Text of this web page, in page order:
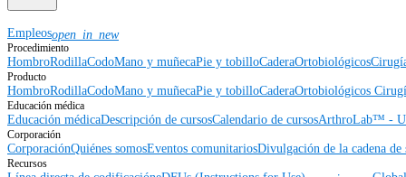
Empleosopen_in_new
Procedimiento
HombroRodillaCodoMano y muñecaPie y tobilloCaderaOrtobiológicos
Producto
HombroRodillaCodoMano y muñecaPie y tobilloCaderaOrtobiológicos
Educación médica
Educación médicaDescripción de cursosCalendario de cursosArthroLab™ -
Corporación
CorporaciónQuiénes somosEventos comunitariosDivulgación de la cadena
Recursos